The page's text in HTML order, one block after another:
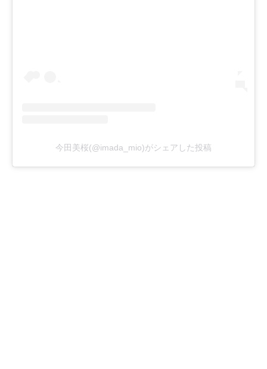
今田美桜(@imada_mio)がシェアした投稿